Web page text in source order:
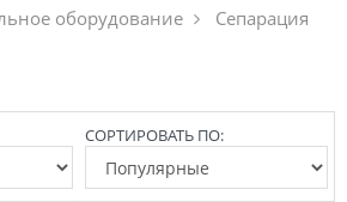
оборудование
Сепарация
СОРТИРОВАТЬ ПО: